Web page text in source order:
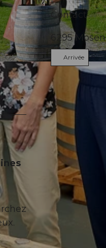
Contact
6295Mosen
Arrivée